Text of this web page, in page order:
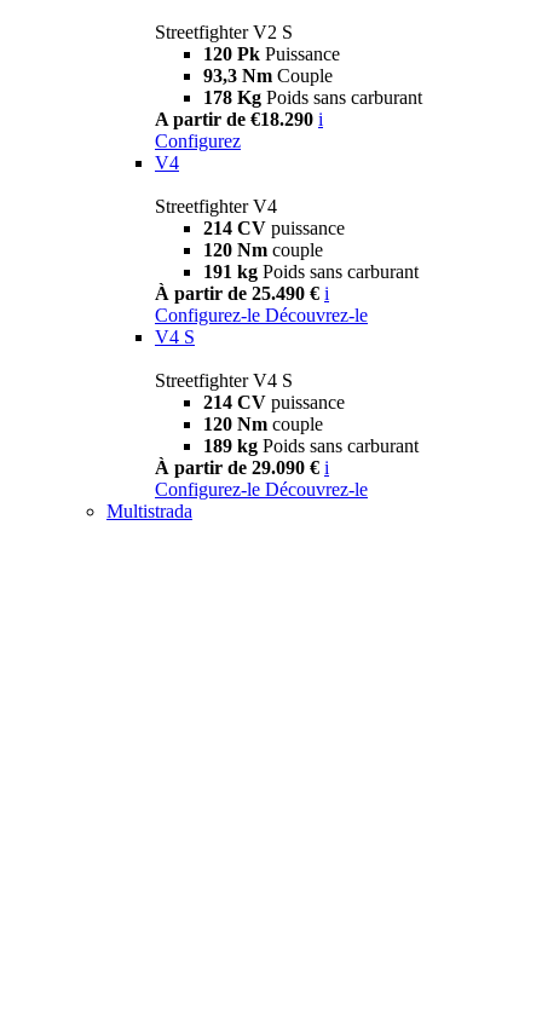
Streetfighter V2 S
120 Pk Puissance
93,3 Nm Couple
178 Kg Poids sans carburant
A partir de €18.290 i
Configurez
V4
Streetfighter V4
214 CV puissance
120 Nm couple
191 kg Poids sans carburant
À partir de 25.490 € i
Configurez-le Découvrez-le
V4 S
Streetfighter V4 S
214 CV puissance
120 Nm couple
189 kg Poids sans carburant
À partir de 29.090 € i
Configurez-le Découvrez-le
Multistrada